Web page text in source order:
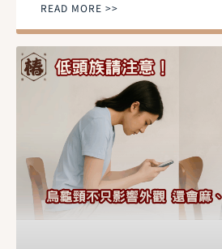
READ MORE >>